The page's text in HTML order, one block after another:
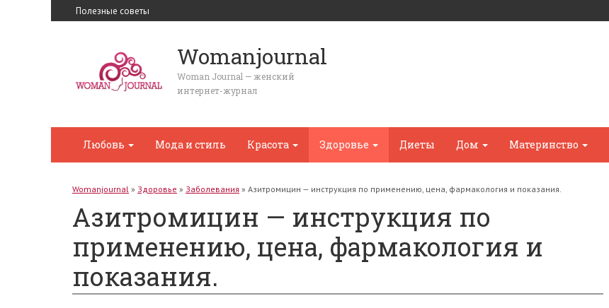
Полезные советы
Womanjournal
Woman Journal — женский
интернет-журнал
Любовь Мода и стиль Красота Здоровье Диеты Дом Материнство
Womanjournal » Здоровье » Заболевания » Азитромицин — инструкция по применению, цена, фармакология и показания.
Азитромицин — инструкция по
применению, цена, фармакология и
показания.